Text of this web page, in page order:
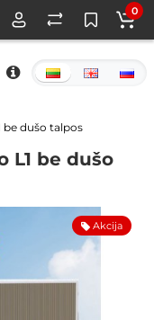
0
be dušo talpos
L1 be dušo
Akcija